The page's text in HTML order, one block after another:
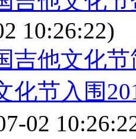
10:26:22)
吉他文化节
化节入围
02